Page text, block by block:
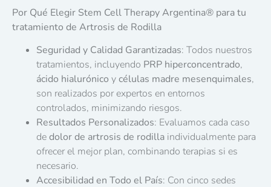
Por Qué Elegir Stem Cell Therapy Argentina® para tu
tratamiento de Artrosis de Rodilla
Seguridad y Calidad Garantizadas: Todos nuestros
tratamientos, incluyendo PRP hiperconcentrado,
ácido hialurónico ycélulas madre mesenquimales,
son realizados por expertos en entornos
controlados, minimizando riesgos.
Resultados Personalizados: Evaluamos cada caso
dedolor de artrosis de rodilla individualmente para
ofrecer el mejor plan, combinando terapias si es
necesario.
Accesibilidad en Todo el País: Con cinco sedes